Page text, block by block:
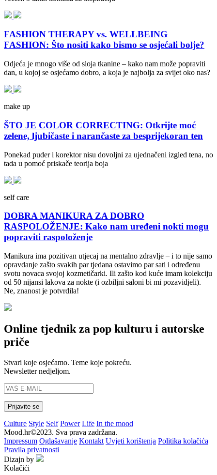
FASHION THERAPY vs. WELLBEING
FASHION: Što nositi kako bismo se osjećali bolje?
Odjeća je mnogo više od sloja tkanine – kako nam može popraviti
dan, u kojoj se osjećamo dobro, a koja je najbolja za svijet oko nas?
make up
ŠTO JE COLOR CORRECTING: Otkrijte moć
zelene, ljubičaste i narančaste za besprijekoran ten
Ponekad puder i korektor nisu dovoljni za ujednačeni izgled tena, no
tada u pomoć priskače teorija boja
self care
DOBRA MANIKURA ZA DOBRO
RASPOLOŽENJE: Kako nam uređeni nokti mogu
popraviti raspoloženje
Manikura ima pozitivan utjecaj na mentalno zdravlje – i to nije samo
opravdanje zašto svakih par tjedana ostavimo par sati i određenu
svotu novaca svojoj kozmetičarki. Ili zašto kod kuće imam kolekciju
od 50 nijansi lakova za nokte (i ozbiljni saloni bi mi pozavidjeli).
Ne, znanost je potvrdila!
Online tjednik za pop kulturu i autorske
priče
Stvari koje osjećamo. Teme koje pokreću.
Newsletter nedjeljom.
Culture Style Self Power Life In the mood
Mood.hr©2023. Sva prava zadržana.
Impressum Oglašavanje Kontakt Uvjeti korištenja Politika kolačića
Pravila privatnosti
Dizajn by
Kolačići